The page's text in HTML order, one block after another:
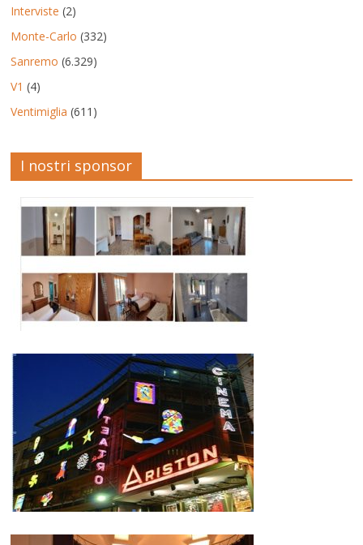
Interviste (2)
Monte-Carlo (332)
Sanremo (6.329)
V1 (4)
Ventimiglia (611)
I nostri sponsor